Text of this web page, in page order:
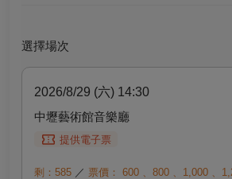
選擇場次
2026/8/29 (六) 14:30
中壢藝術館音樂廳
提供電子票
剩：585 ／ 票價： 600 、 800 、 1,000 、